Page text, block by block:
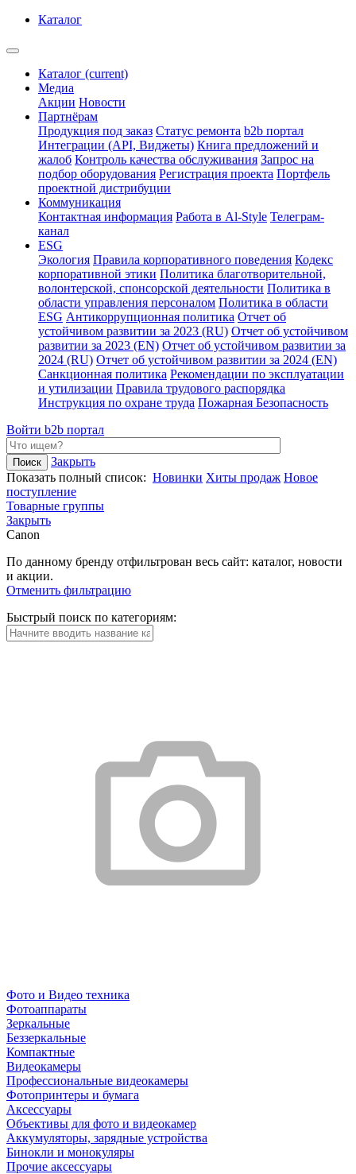
Каталог
Каталог (current)
Медиа
Акции Новости
Партнёрам
Продукция под заказ Статус ремонта b2b портал
Интеграции (API, Виджеты) Книга предложений и
жалоб Контроль качества обслуживания Запрос на
подбор оборудования Регистрация проекта Портфель
проектной дистрибуции
Коммуникация
Контактная информация Работа в Al-Style Телеграм-
канал
ESG
Экология Правила корпоративного поведения Кодекс
корпоративной этики Политика благотворительной,
волонтерской, спонсорской деятельности Политика в
области управления персоналом Политика в области
ESG Антикоррупционная политика Отчет об
устойчивом развитии за 2023 (RU) Отчет об устойчивом
развитии за 2023 (EN) Отчет об устойчивом развитии за
2024 (RU) Отчет об устойчивом развитии за 2024 (EN)
Санкционная политика Рекомендации по эксплуатации
и утилизации Правила трудового распорядка
Инструкция по охране труда Пожарная Безопасность
Войти b2b портал
Закрыть
Показать полный список: Новинки Хиты продаж Новое
поступление
Товарные группы
Закрыть
Canon
По данному бренду отфильтрован весь сайт: каталог, новости
и акции.
Отменить фильтрацию
Быстрый поиск по категориям:
Фото и Видео техника
Фотоаппараты
Зеркальные
Беззеркальные
Компактные
Видеокамеры
Профессиональные видеокамеры
Фотопринтеры и бумага
Аксессуары
Объективы для фото и видеокамер
Аккумуляторы, зарядные устройства
Бинокли и монокуляры
Прочие аксессуары